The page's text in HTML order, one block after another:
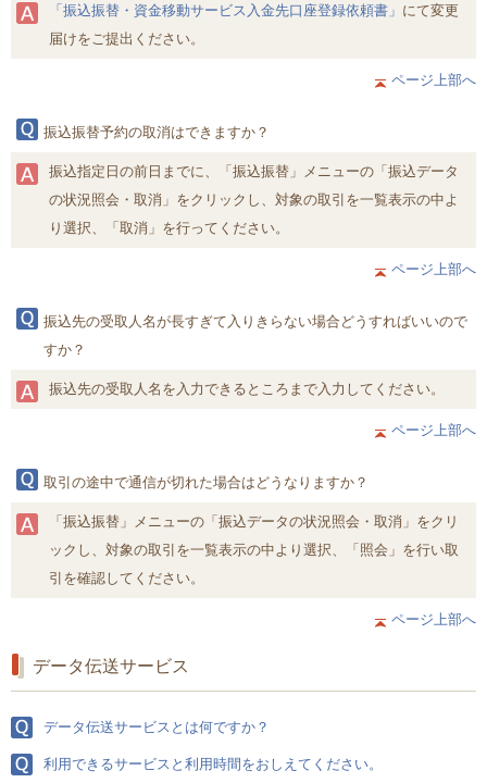
「振込振替・資金移動サービス入金先口座登録依頼書」 にて変更
届けをご提出ください。
ページ上部へ
振込振替予約の取消はできますか？
振込指定日の前日までに、「振込振替」メニューの「振込データ
の状況照会・取消」をクリックし、対象の取引を一覧表示の中よ
り選択、「取消」を行ってください。
ページ上部へ
振込先の受取人名が長すぎて入りきらない場合どうすればいいので
すか？
振込先の受取人名を入力できるところまで入力してください。
ページ上部へ
取引の途中で通信が切れた場合はどうなりますか？
「振込振替」メニューの「振込データの状況照会・取消」をクリ
ックし、対象の取引を一覧表示の中より選択、「照会」を行い取
引を確認してください。
ページ上部へ
データ伝送サービス
データ伝送サービスとは何ですか？
利用できるサービスと利用時間をおしえてください。